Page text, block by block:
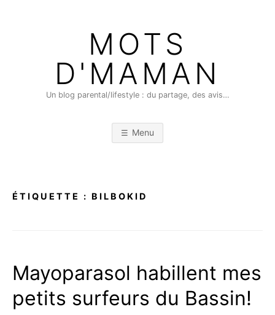
MOTS
D'MAMAN
Un blog parental/lifestyle : du partage, des avis…
Menu
ÉTIQUETTE : BILBOKID
Mayoparasol habillent mes
petits surfeurs du Bassin!